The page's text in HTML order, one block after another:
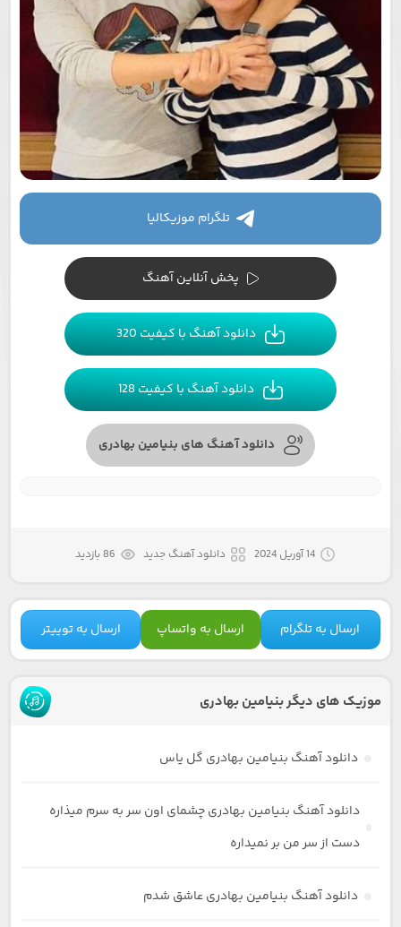
تلگرام موزیکالیا
پخش آنلاین آهنگ
دانلود آهنگ با کیفیت 320
دانلود آهنگ با کیفیت 128
دانلود آهنگ های بنیامین بهادری
14 آوریل 2024 دانلود آهنگ جدید 86 بازدید
ارسال به تلگرام ارسال به واتساپ ارسال به توییتر
موزیک های دیگر بنیامین بهادری
دانلود آهنگ بنیامین بهادری گل یاس
دانلود آهنگ بنیامین بهادری چشمای اون سر به سرم میذاره
دست از سر من بر نمیداره
دانلود آهنگ بنیامین بهادری عاشق شدم